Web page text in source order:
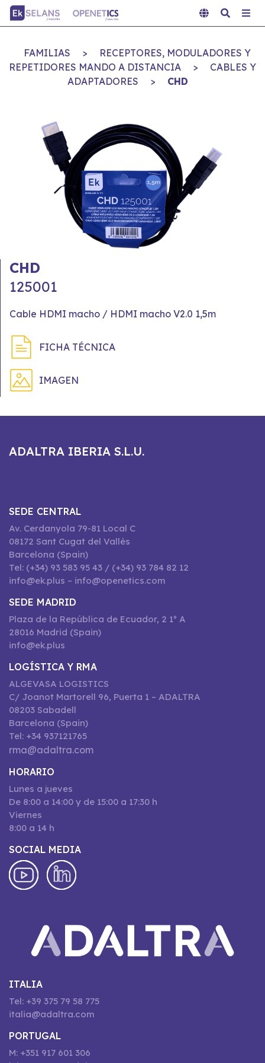
FAMILIAS >
RECEPTORES, MODULADORES Y
REPETIDORES MANDO A DISTANCIA
>
CABLES Y
ADAPTADORES
> CHD
CHD
125001
Cable HDMI macho / HDMI macho V2.0 1,5m
FICHA TÉCNICA
IMAGEN
ADALTRA IBERIA S.L.U.
SEDE CENTRAL
Av. Cerdanyola 79-81 Local C
08172 Sant Cugat del Vallès
Barcelona (Spain)
Tel: (+34) 93 583 95 43 / (+34) 93 784 82 12
info@ek.plus – info@openetics.com
SEDE MADRID
Plaza de la República de Ecuador, 2 1º A
28016 Madrid (Spain)
info@ek.plus
LOGÍSTICA Y RMA
ALGEVASA LOGISTICS
C/ Joanot Martorell 96, Puerta 1 – ADALTRA
08203 Sabadell
Barcelona (Spain)
Tel: +34 937121765
rma@adaltra.com
HORARIO
Lunes a jueves
De 8:00 a 14:00 y de 15:00 a 17:30 h
Viernes
8:00 a 14 h
SOCIAL MEDIA
ITALIA
Tel: +39 375 79 58 775
italia@adaltra.com
PORTUGAL
M: +351 917 601 306